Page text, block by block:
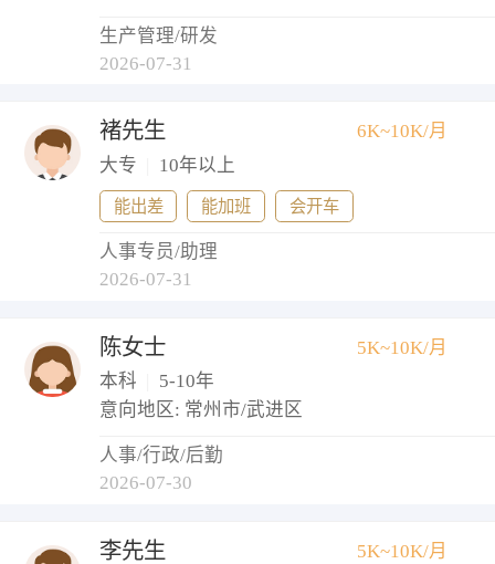
生产管理/研发
2026-07-31
褚先生
6K~10K/月
大专
10年以上
能出差 能加班 会开车
人事专员/助理
2026-07-31
陈女士
5K~10K/月
本科
5-10年
意向地区: 常州市/武进区
人事/行政/后勤
2026-07-30
李先生
5K~10K/月